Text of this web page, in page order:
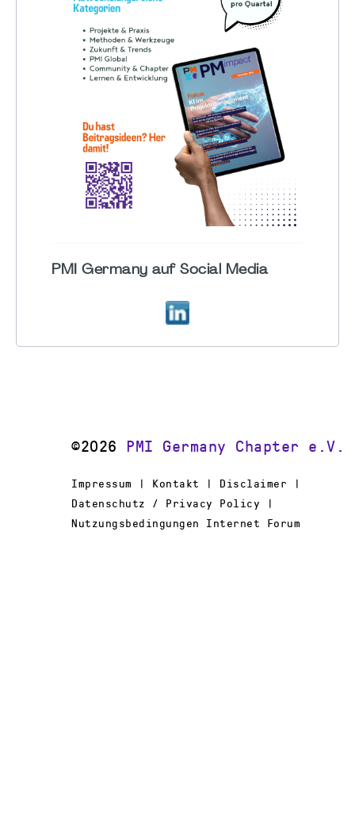
PMI Germany auf Social Media
©2026 PMI Germany Chapter e.V.
Impressum | Kontakt | Disclaimer |
Datenschutz / Privacy Policy |
Nutzungsbedingungen Internet Forum